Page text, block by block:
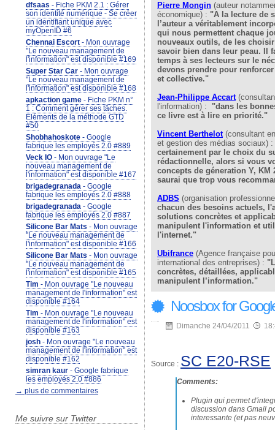
dfsaas - Fiche PKM 2.1 : Gérer
son identité numérique - Se créer
un identifiant unique avec
myOpenID #6
Chennai Escort - Mon ouvrage
"Le nouveau management de
l'information" est disponible #169
Super Star Car - Mon ouvrage
"Le nouveau management de
l'information" est disponible #168
apkaction game - Fiche PKM n°
1 : Comment gérer ses tâches.
Eléments de la méthode GTD
#50
Shobhahoskote - Google
fabrique les employés 2.0 #889
Veck IO - Mon ouvrage "Le
nouveau management de
l'information" est disponible #167
brigadegranada - Google
fabrique les employés 2.0 #888
brigadegranada - Google
fabrique les employés 2.0 #887
Silicone Bar Mats - Mon ouvrage
"Le nouveau management de
l'information" est disponible #166
Silicone Bar Mats - Mon ouvrage
"Le nouveau management de
l'information" est disponible #165
Tim - Mon ouvrage "Le nouveau
management de l'information" est
disponible #164
Tim - Mon ouvrage "Le nouveau
management de l'information" est
disponible #163
josh - Mon ouvrage "Le nouveau
management de l'information" est
disponible #162
simran kaur - Google fabrique
les employés 2.0 #886
→ plus de commentaires
Me suivre sur Twitter
Pierre Mongin (auteur
économique) : "A la lecture de
l’auteur a véritablement
qui nous permettent chaque
nouveaux outils, de les
savoir bien dans leur peau. Il
temps à ses lecteurs sur le
devons prendre pour
et collective."
Jean-Philippe Accart
l'information) : "dans les
ce livre est à lire en priorité."
Vincent Berthelot(consultant
et gestion des médias sociaux) :
certainement par le choix du
rédactionnelle, alors si vous
concepts de géneration Y, KM
saurai que trop vous
ADBS (organisation
chacun des besoins actuels,
solutions concrètes et
manipulent l'information et
l'internet."
Ubifrance (Agence française
international des entreprises) :
concrètes, détaillées,
manipulent l’information."
Noosbox for
Dimanche 24/04/2011
Source : SC E20-RSE
Comments:
Plugin qui permet
discussion dans Gmail
interessante (et pas